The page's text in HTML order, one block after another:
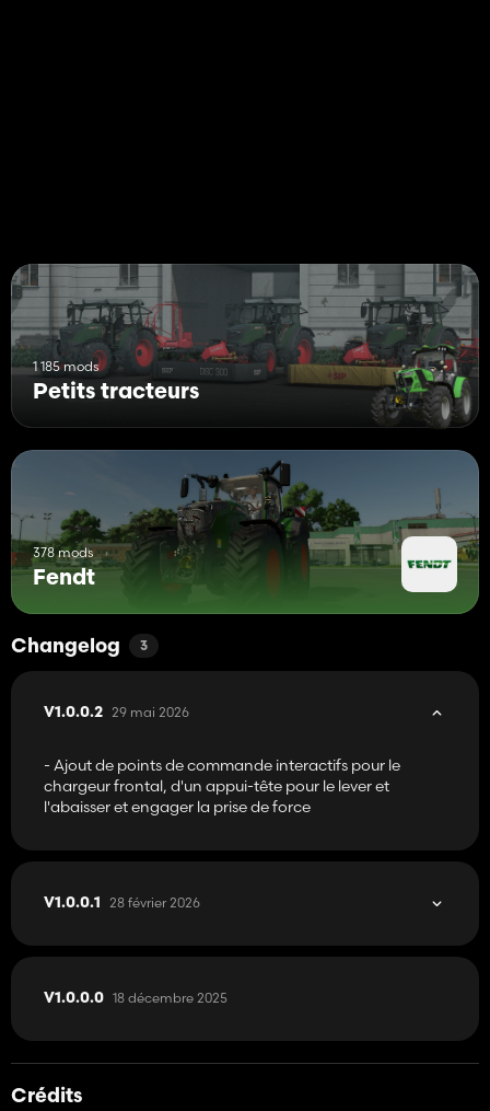
1 185 mods
Petits tracteurs
378 mods
Fendt
Changelog 3
V1.0.0.2 29 mai 2026
- Ajout de points de commande interactifs pour le
chargeur frontal, d'un appui-tête pour le lever et
l'abaisser et engager la prise de force
V1.0.0.1 28 février 2026
V1.0.0.0 18 décembre 2025
Crédits